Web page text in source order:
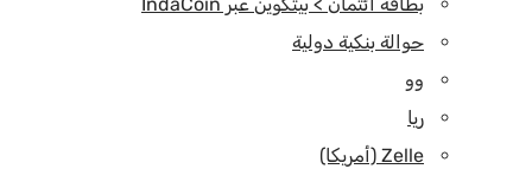
بطاقة ائتمان > بيتكوين عبر IndaCoin
حوالة بنكية دولية
وو
ريا
Zelle (أمريكا)